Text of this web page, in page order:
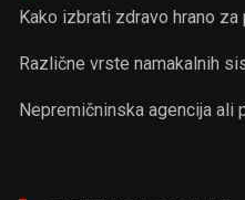
Kako izbrati zdravo hrano za
Različne vrste namakalnih
Nepremičninska agencija ali